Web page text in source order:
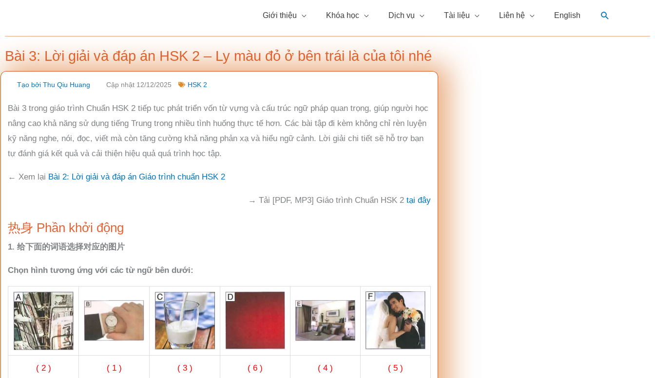
nội
dung
Giới thiệu Khóa học Dịch vụ Tài liệu Liên hệ English
Tìm
Bài 3: Lời giải và đáp án HSK 2 – Ly màu đỏ ở bên trái là của tôi nhé
Tạo bởi Thu Qiu Huang Cập nhật 12/12/2025 HSK 2
Bài 3 trong giáo trình Chuẩn HSK 2 tiếp tục phát triển vốn từ vựng và cấu trúc ngữ pháp quan trọng, giúp người học
nâng cao khả năng sử dụng tiếng Trung trong nhiều tình huống thực tế hơn. Các bài tập đi kèm không chỉ rèn luyện
kỹ năng nghe, nói, đọc, viết mà còn tăng cường khả năng phản xạ và hiểu ngữ cảnh. Lời giải chi tiết sẽ hỗ trợ bạn
tự đánh giá kết quả và cải thiện hiệu quả quá trình học tập.
← Xem lại Bài 2: Lời giải và đáp án Giáo trình chuẩn HSK 2
→ Tải [PDF, MP3] Giáo trình Chuẩn HSK 2 tại đây
热身 Phần khởi động
1. 给下面的词语选择对应的图片
Chọn hình tương ứng với các từ ngữ bên dưới:
( 2 ) ( 1 ) ( 3 ) ( 6 ) ( 4 ) ( 5 )